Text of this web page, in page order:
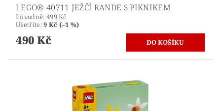
LEGO® 40711 JEŽČÍ RANDE S PIKNIKEM
Původně: 499 Kč
Ušetříte:9 Kč (–1 %)
490 Kč